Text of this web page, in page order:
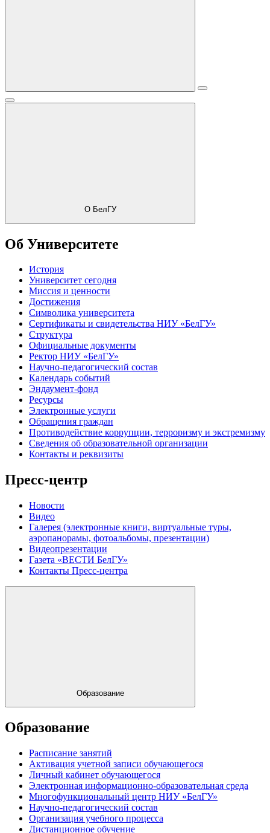
О БелГУ
Об Университете
История
Университет сегодня
Миссия и ценности
Достижения
Символика университета
Сертификаты и свидетельства НИУ «БелГУ»
Структура
Официальные документы
Ректор НИУ «БелГУ»
Научно-педагогический состав
Календарь событий
Эндаумент-фонд
Ресурсы
Электронные услуги
Обращения граждан
Противодействие коррупции, терроризму и экстремизму
Сведения об образовательной организации
Контакты и реквизиты
Пресс-центр
Новости
Видео
Галерея (электронные книги, виртуальные туры,
аэропанорамы, фотоальбомы, презентации)
Видеопрезентации
Газета «ВЕСТИ БелГУ»
Контакты Пресс-центра
Образование
Образование
Расписание занятий
Активация учетной записи обучающегося
Личный кабинет обучающегося
Электронная информационно-образовательная среда
Многофункциональный центр НИУ «БелГУ»
Научно-педагогический состав
Организация учебного процесса
Дистанционное обучение